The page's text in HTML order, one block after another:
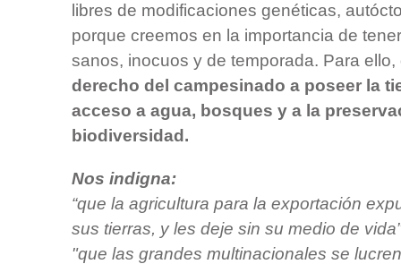
libres de modificaciones genéticas,
porque creemos en la importancia de
sanos, inocuos y de temporada. Para ello,
derecho del campesinado a poseer la
acceso a agua, bosques y a la
biodiversidad.
Nos indigna:
“que la agricultura para la exportación
sus tierras, y les deje sin su medio de
"que las grandes multinacionales se